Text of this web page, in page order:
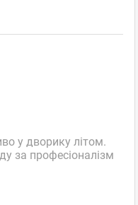
у дворику літом.
за професіоналізм